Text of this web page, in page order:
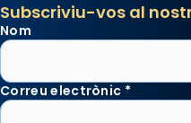
Subscriviu-vos al
Nom
Correu electrònic *